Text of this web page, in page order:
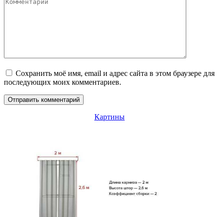
Сохранить моё имя, email и адрес сайта в этом браузере для
последующих моих комментариев.
Картины